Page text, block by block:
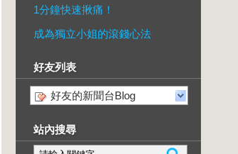
1分鐘快速揪痛！
成為獨立小姐的滾錢心法
好友列表
好友的新聞台Blog
站內搜尋